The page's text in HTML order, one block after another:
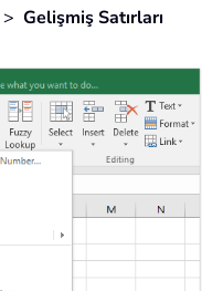
> Gelişmiş Satırları